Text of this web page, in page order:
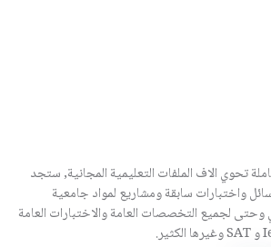
تحوي الاف الملفات التعليمية المجانية, ستجد
واختبارات سابقة ومشاريع لمواد جامعية
وحتى لجميع التخصصات العامة والاختبارات العامة